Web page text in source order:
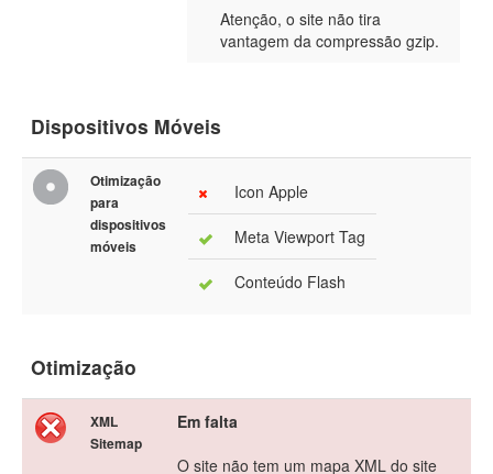
Atenção, o site não tira
vantagem da compressão gzip.
Dispositivos Móveis
Otimização
para
dispositivos
móveis
Icon Apple
Meta Viewport Tag
Conteúdo Flash
Otimização
XML
Sitemap
Em falta
O site não tem um mapa XML do site